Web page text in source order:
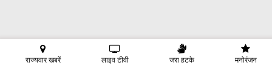
राज्यवार खबरें लाइव टीवी जरा हटके मनोरंजन